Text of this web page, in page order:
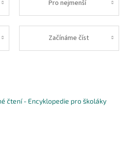
Pro nejmenší
Začínáme číst
čtení - Encyklopedie pro školáky